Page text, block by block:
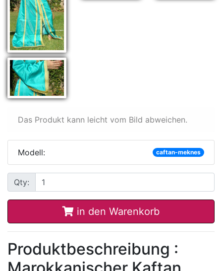
Das Produkt kann leicht vom Bild abweichen.
Modell: caftan-meknes
Qty:
in den Warenkorb
Produktbeschreibung :